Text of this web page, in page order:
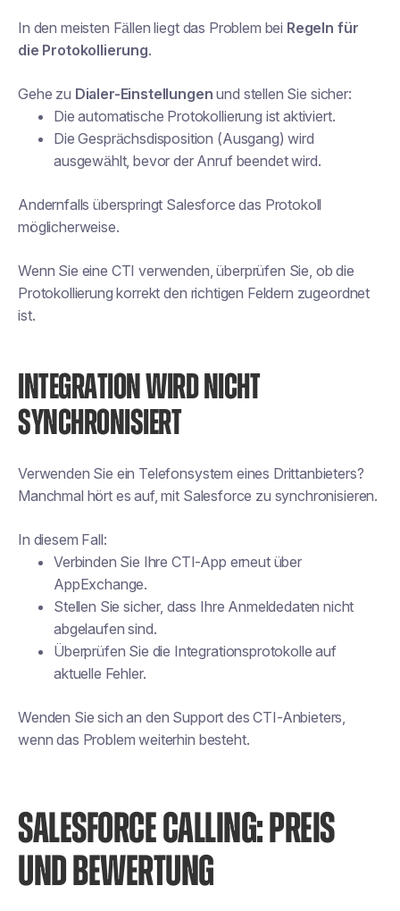
In den meisten Fällen liegt das Problem bei Regeln für
die Protokollierung.
Gehe zu Dialer-Einstellungen und stellen Sie sicher:
Die automatische Protokollierung ist aktiviert.
Die Gesprächsdisposition (Ausgang) wird
ausgewählt, bevor der Anruf beendet wird.
Andernfalls überspringt Salesforce das Protokoll
möglicherweise.
Wenn Sie eine CTI verwenden, überprüfen Sie, ob die
Protokollierung korrekt den richtigen Feldern zugeordnet
ist.
INTEGRATION WIRD NICHT
SYNCHRONISIERT
Verwenden Sie ein Telefonsystem eines Drittanbieters?
Manchmal hört es auf, mit Salesforce zu synchronisieren.
In diesem Fall:
Verbinden Sie Ihre CTI-App erneut über
AppExchange.
Stellen Sie sicher, dass Ihre Anmeldedaten nicht
abgelaufen sind.
Überprüfen Sie die Integrationsprotokolle auf
aktuelle Fehler.
Wenden Sie sich an den Support des CTI-Anbieters,
wenn das Problem weiterhin besteht.
SALESFORCE CALLING: PREIS
UND BEWERTUNG